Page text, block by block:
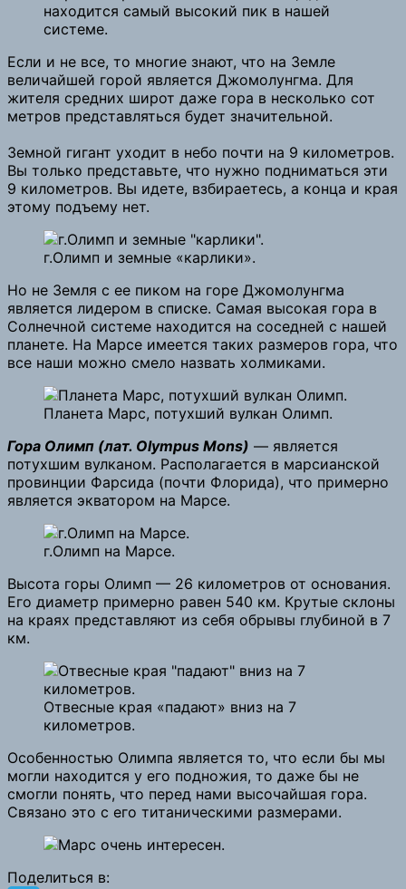
находится самый высокий пик в нашей
системе.
Если и не все, то многие знают, что на Земле
величайшей горой является Джомолунгма. Для
жителя средних широт даже гора в несколько сот
метров представляться будет значительной.
Земной гигант уходит в небо почти на 9 километров.
Вы только представьте, что нужно подниматься эти
9 километров. Вы идете, взбираетесь, а конца и края
этому подъему нет.
г.Олимп и земные «карлики».
Но не Земля с ее пиком на горе Джомолунгма
является лидером в списке. Самая высокая гора в
Солнечной системе находится на соседней с нашей
планете. На Марсе имеется таких размеров гора, что
все наши можно смело назвать холмиками.
Планета Марс, потухший вулкан Олимп.
Гора Олимп (лат. Olympus Mons) — является
потухшим вулканом. Располагается в марсианской
провинции Фарсида (почти Флорида), что примерно
является экватором на Марсе.
г.Олимп на Марсе.
Высота горы Олимп — 26 километров от основания.
Его диаметр примерно равен 540 км. Крутые склоны
на краях представляют из себя обрывы глубиной в 7
км.
Отвесные края «падают» вниз на 7
километров.
Особенностью Олимпа является то, что если бы мы
могли находится у его подножия, то даже бы не
смогли понять, что перед нами высочайшая гора.
Связано это с его титаническими размерами.
Поделиться в: